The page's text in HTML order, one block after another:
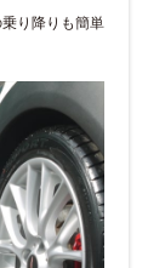
り降りも簡単